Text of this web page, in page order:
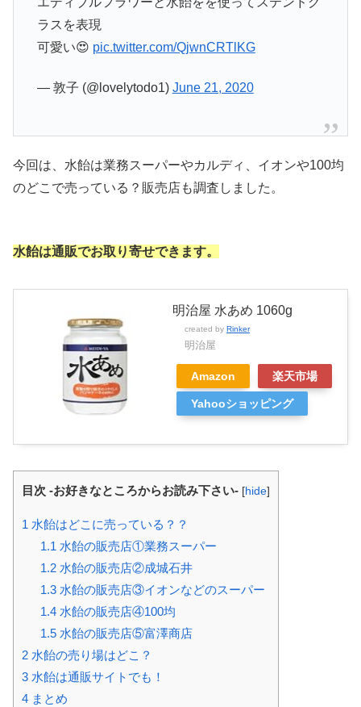
ラスを表現
可愛い😍 pic.twitter.com/QjwnCRTlKG
— 敦子 (@lovelytodo1) June 21, 2020
今回は、水飴は業務スーパーやカルディ、イオンや100均
のどこで売っている？販売店も調査しました。
水飴は通販でお取り寄せできます。
明治屋 水あめ 1060g
created by Rinker
明治屋
Amazon 楽天市場
Yahooショッピング
目次 -お好きなところからお読み下さい- [hide]
1 水飴はどこに売っている？？
1.1水飴の販売店①業務スーパー
1.2水飴の販売店②成城石井
1.3水飴の販売店③イオンなどのスーパー
1.4水飴の販売店④100均
1.5水飴の販売店⑤富澤商店
2 水飴の売り場はどこ？
3 水飴は通販サイトでも！
4 まとめ